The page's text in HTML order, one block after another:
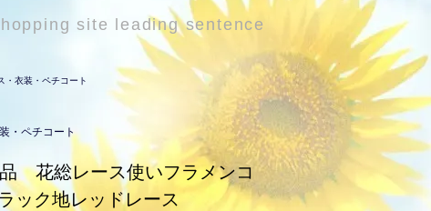
site leading sentence
・衣装・ペチコート
・ペチコート
花総レース使いフラメンコ
ック地レッドレース